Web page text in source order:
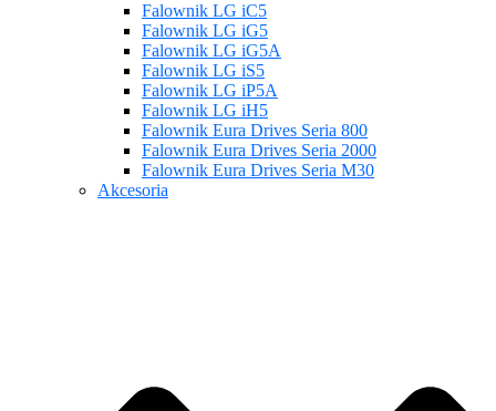
Falownik LG iC5
Falownik LG iG5
Falownik LG iG5A
Falownik LG iS5
Falownik LG iP5A
Falownik LG iH5
Falownik Eura Drives Seria 800
Falownik Eura Drives Seria 2000
Falownik Eura Drives Seria M30
Akcesoria